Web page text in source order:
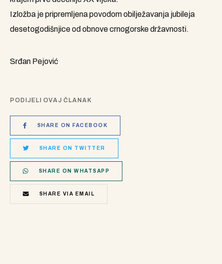
Izložba je pripremljena povodom obilježavanja jubileja
desetogodišnjice od obnove crnogorske državnosti.
Srđan Pejović
PODIJELI OVAJ ČLANAK
SHARE ON FACEBOOK
SHARE ON TWITTER
SHARE ON WHATSAPP
SHARE VIA EMAIL